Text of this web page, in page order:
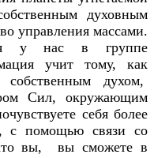
духовным
управления массами.
у нас в группе
учит тому, как
собственным духом,
Сил, окружающим
себя более
с помощью связи со
вы, вы сможете в